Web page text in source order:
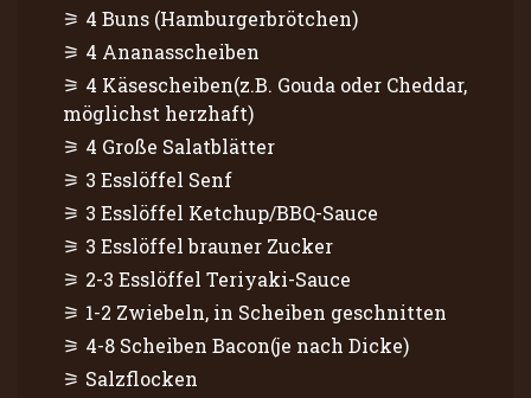
4 Buns (Hamburgerbrötchen)
4 Ananasscheiben
4 Käsescheiben(z.B. Gouda oder Cheddar,
möglichst herzhaft)
4 Große Salatblätter
3 Esslöffel Senf
3 Esslöffel Ketchup/BBQ-Sauce
3 Esslöffel brauner Zucker
2-3 Esslöffel Teriyaki-Sauce
1-2 Zwiebeln, in Scheiben geschnitten
4-8 Scheiben Bacon(je nach Dicke)
Salzflocken